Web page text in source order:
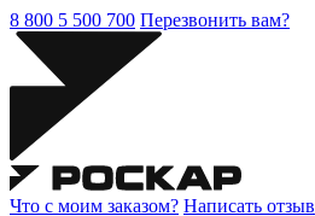
8 800 5 500 700 Перезвонить вам?
Что с моим заказом? Написать отзыв